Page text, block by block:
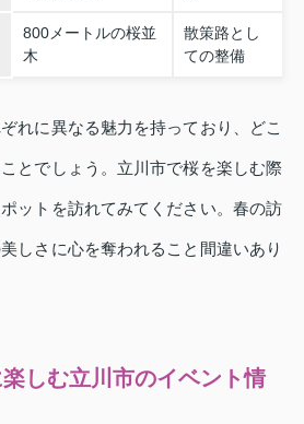
800メートルの桜並
木
散策路とし
ての整備
れに異なる魅力を持っており、どこ
とでしょう。立川市で桜を楽しむ際
ットを訪れてみてください。春の訪
しさに心を奪われること間違いあり
しむ立川市のイベント情